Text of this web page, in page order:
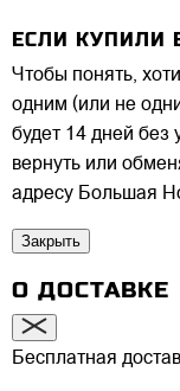
ЕСЛИ КУПИЛИ
Чтобы понять,
одним (или не
будет 14 дней без
вернуть или
адресу Большая
Закрыть
О ДОСТАВКЕ
Бесплатная